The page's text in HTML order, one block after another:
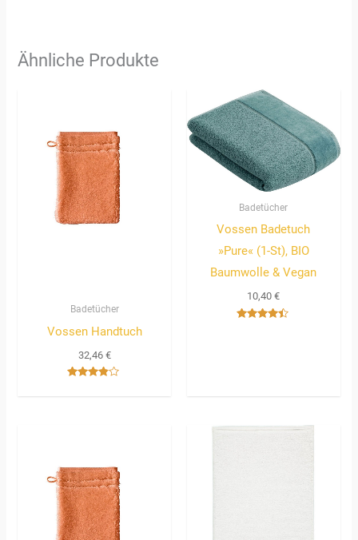
Ähnliche Produkte
Badetücher
Vossen Handtuch
32,46 €
Badetücher
Vossen Badetuch
»Pure« (1-St), BIO
Baumwolle & Vegan
10,40€